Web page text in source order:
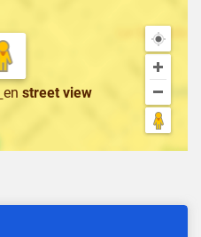
en street view